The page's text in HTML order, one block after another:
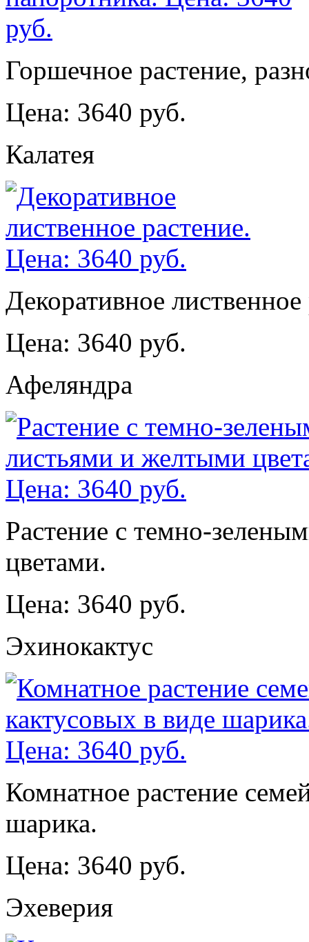
Горшечное растение,
Цена: 3640 руб.
Калатея
Декоративное лиственное
Цена: 3640 руб.
Афеляндра
Растение с темно-
цветами.
Цена: 3640 руб.
Эхинокактус
Комнатное растение
шарика.
Цена: 3640 руб.
Эхеверия